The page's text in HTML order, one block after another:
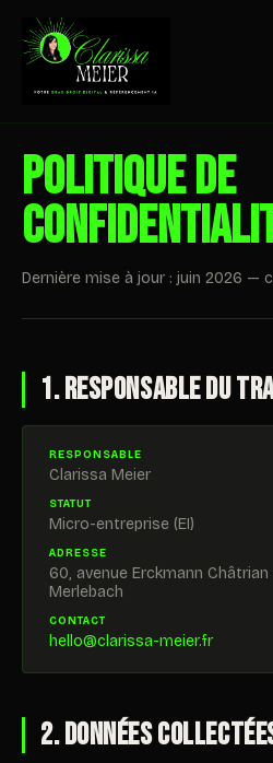
Politique de
Dernière mise à jour : juin 2026 —
1. Responsable du
RESPONSABLE
Clarissa Meier
STATUT
Micro-entreprise (EI)
ADRESSE
60, avenue Erckmann
Merlebach
CONTACT
hello@clarissa-meier.fr
2. Données